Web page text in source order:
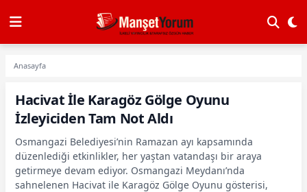
Anasayfa
Hacivat İle Karagöz Gölge Oyunu
İzleyiciden Tam Not Aldı
Osmangazi Belediyesi’nin Ramazan ayı kapsamında
düzenlediği etkinlikler, her yaştan vatandaşı bir araya
getirmeye devam ediyor. Osmangazi Meydanı’nda
sahnelenen Hacivat ile Karagöz Gölge Oyunu gösterisi,